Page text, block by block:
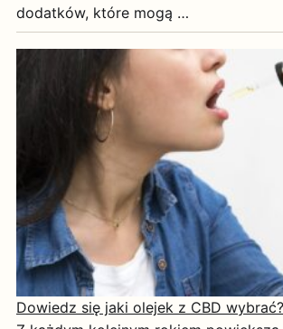
dodatków, które mogą …
Dowiedz się jaki olejek z CBD wybrać?